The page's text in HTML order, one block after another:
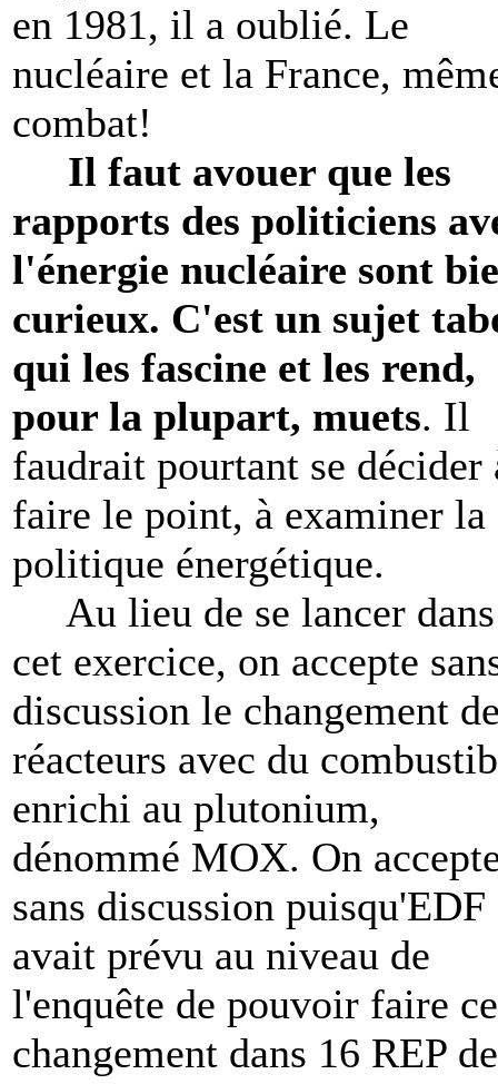
en 1981, il a oublié. Le
nucléaire et la France,
combat!
Il faut avouer que les
rapports des politiciens
l'énergie nucléaire sont
curieux. C'est un sujet
qui les fascine et les rend,
pour la plupart, muets. Il
faudrait pourtant se décider
faire le point, à examiner la
politique énergétique.
Au lieu de se lancer dans
cet exercice, on accepte
discussion le changement
réacteurs avec du
enrichi au plutonium,
dénommé MOX. On
sans discussion puisqu'EDF
avait prévu au niveau de
l'enquête de pouvoir faire ce
changement dans 16 REP de